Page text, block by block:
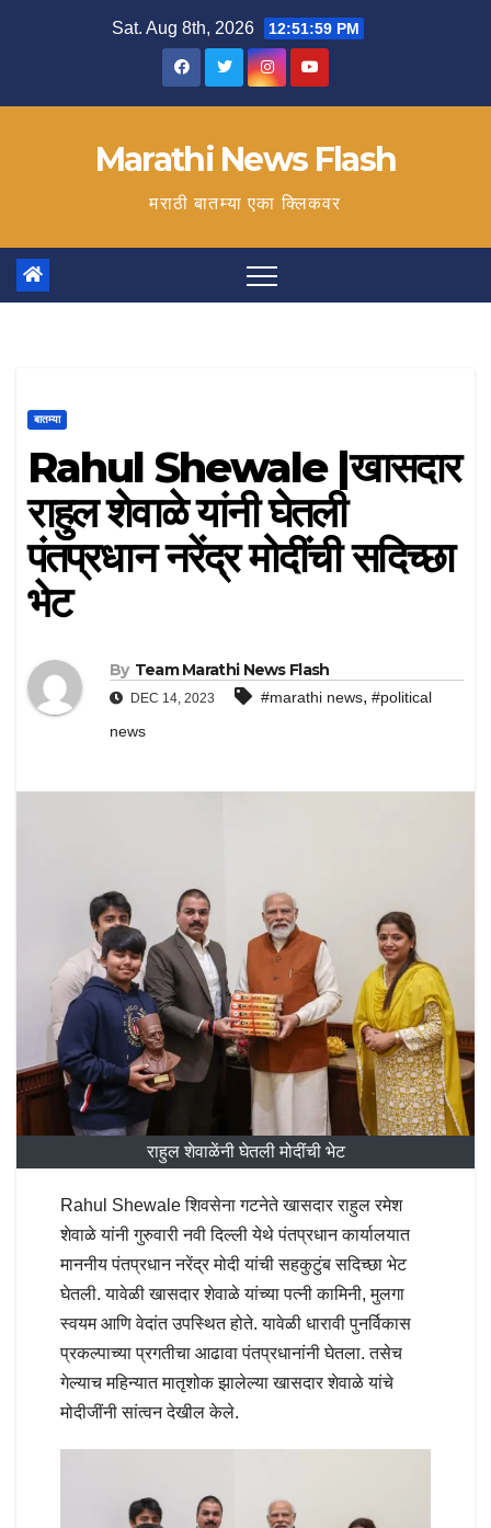
Sat. Aug 8th, 2026 12:52:00 PM
Marathi News Flash
मराठी बातम्या एका क्लिकवर
बातम्या
Rahul Shewale |खासदार
राहुल शेवाळे यांनी घेतली
पंतप्रधान नरेंद्र मोदींची सदिच्छा
भेट
By Team Marathi News Flash
DEC 14, 2023 #marathi news, #political
news
राहुल शेवाळेंनी घेतली मोदींची भेट
Rahul Shewale शिवसेना गटनेते खासदार राहुल रमेश
शेवाळे यांनी गुरुवारी नवी दिल्ली येथे पंतप्रधान कार्यालयात
माननीय पंतप्रधान नरेंद्र मोदी यांची सहकुटुंब सदिच्छा भेट
घेतली. यावेळी खासदार शेवाळे यांच्या पत्नी कामिनी, मुलगा
स्वयम आणि वेदांत उपस्थित होते. यावेळी धारावी पुनर्विकास
प्रकल्पाच्या प्रगतीचा आढावा पंतप्रधानांनी घेतला. तसेच
गेल्याच महिन्यात मातृशोक झालेल्या खासदार शेवाळे यांचे
मोदीजींनी सांत्वन देखील केले.